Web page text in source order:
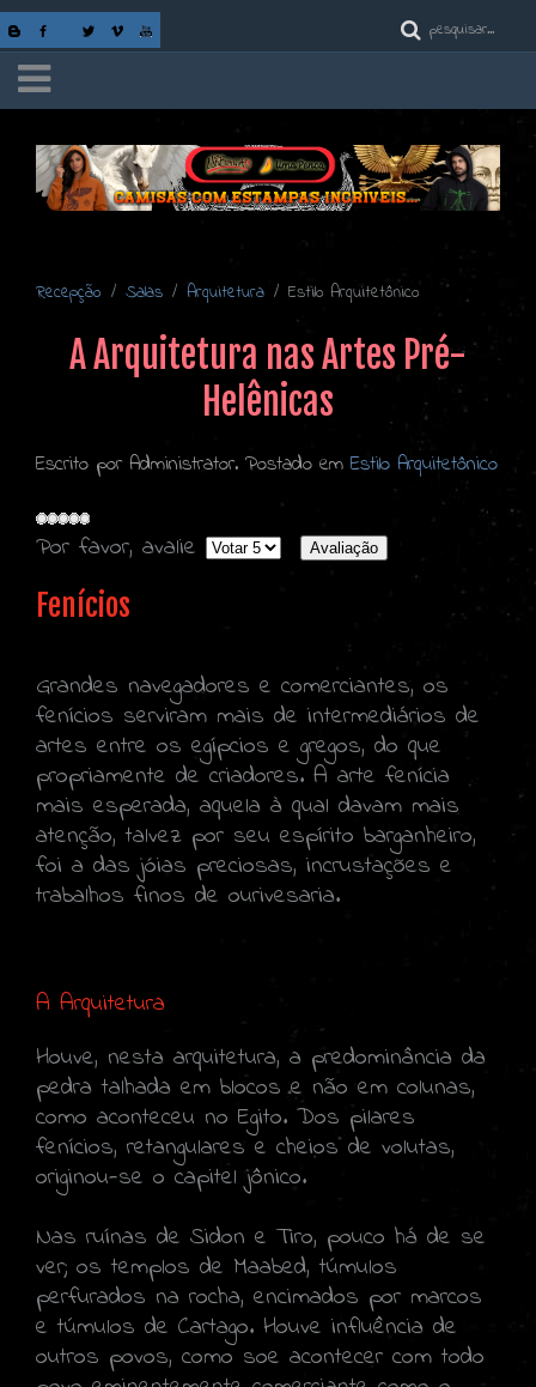
Recepção Salas Arquitetura Estilo Arquitetônico
A Arquitetura nas Artes Pré-
Helênicas
Escrito por Administrator. Postado em Estilo Arquitetônico
Por favor, avalie
Fenícios
Grandes navegadores e comerciantes, os
fenícios serviram mais de intermediários de
artes entre os egípcios e gregos, do que
propriamente de criadores. A arte fenícia
mais esperada, aquela à qual davam mais
atenção, talvez por seu espírito barganheiro,
foi a das jóias preciosas, incrustações e
trabalhos finos de ourivesaria.
A Arquitetura
Houve, nesta arquitetura, a predominância da
pedra talhada em blocos e não em colunas,
como aconteceu no Egito. Dos pilares
fenícios, retangulares e cheios de volutas,
originou-se o capitel jônico.
Nas ruínas de Sidon e Tiro, pouco há de se
ver; os templos de Maabed, túmulos
perfurados na rocha, encimados por marcos
e túmulos de Cartago. Houve influência de
outros povos, como soe acontecer com todo